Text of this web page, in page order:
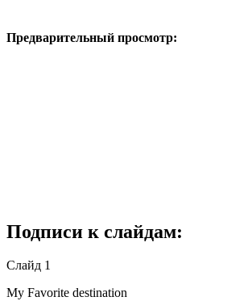
Предварительный просмотр:
Подписи к слайдам:
Слайд 1
My Favorite destination